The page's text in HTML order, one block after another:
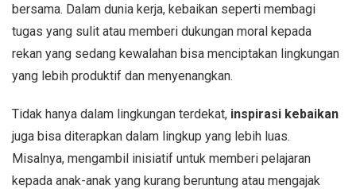
bersama. Dalam dunia kerja, kebaikan seperti membagi
tugas yang sulit atau memberi dukungan moral kepada
rekan yang sedang kewalahan bisa menciptakan lingkungan
yang lebih produktif dan menyenangkan.
Tidak hanya dalam lingkungan terdekat, inspirasi kebaikan
juga bisa diterapkan dalam lingkup yang lebih luas.
Misalnya, mengambil inisiatif untuk memberi pelajaran
kepada anak-anak yang kurang beruntung atau mengajak